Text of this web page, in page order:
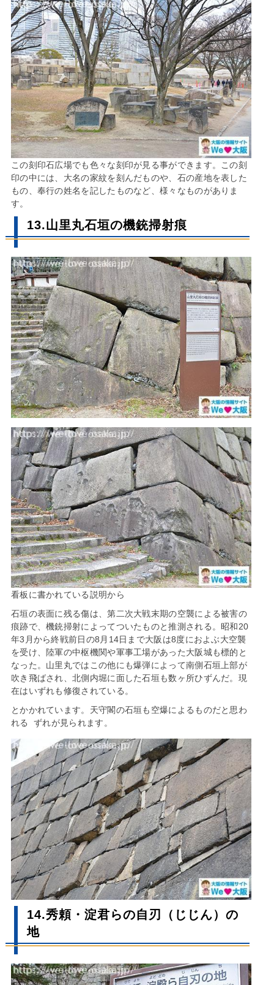
この刻印石広場でも色々な刻印が見る事ができます。この刻
印の中には、大名の家紋を刻んだものや、石の産地を表した
もの、奉行の姓名を記したものなど、様々なものがありま
す。
13.山里丸石垣の機銃掃射痕
看板に書かれている説明から
石垣の表面に残る傷は、第二次大戦末期の空襲による被害の
痕跡で、機銃掃射によってついたものと推測される。昭和20
年3月から終戦前日の8月14日まで大阪は8度におよぶ大空襲
を受け、陸軍の中枢機関や軍事工場があった大阪城も標的と
なった。山里丸ではこの他にも爆弾によって南側石垣上部が
吹き飛ばされ、北側内堀に面した石垣も数ヶ所ひずんだ。現
在はいずれも修復されている。
とかかれています。天守閣の石垣も空爆によるものだと思わ
れる ずれが見られます。
14.秀頼・淀君らの自刃（じじん）の
地